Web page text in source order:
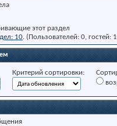
этот раздел
10. (Пользователей: 0, гостей:
Критерий сортировки: